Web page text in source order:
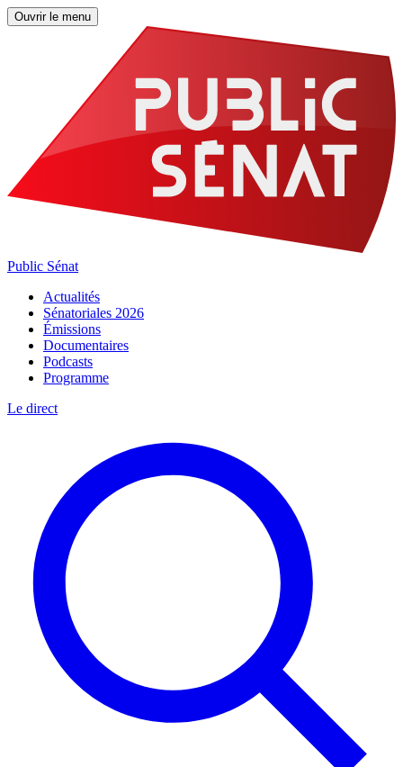
Ouvrir le menu
Public Sénat
Actualités
Sénatoriales 2026
Émissions
Documentaires
Podcasts
Programme
Le direct